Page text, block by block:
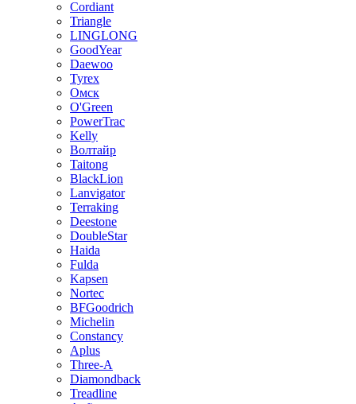
Cordiant
Triangle
LINGLONG
GoodYear
Daewoo
Tyrex
Омск
O'Green
PowerTrac
Kelly
Волтайр
Taitong
BlackLion
Lanvigator
Terraking
Deestone
DoubleStar
Haida
Fulda
Kapsen
Nortec
BFGoodrich
Michelin
Constancy
Aplus
Three-A
Diamondback
Treadline